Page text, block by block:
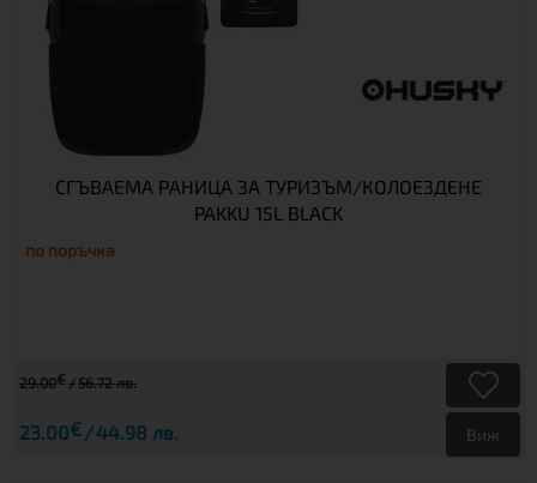
СГЪВАЕМА РАНИЦА ЗА ТУРИЗЪМ/КОЛОЕЗДЕНЕ
PAKKU 15L BLACK
по поръчка
29.00€ 56.72 лв.
23.00€ 44.98 лв. Виж